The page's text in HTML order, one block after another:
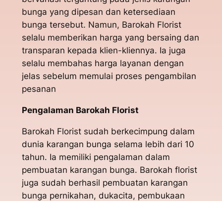
bunga yang dipesan dan ketersediaan
bunga tersebut. Namun, Barokah Florist
selalu memberikan harga yang bersaing dan
transparan kepada klien-kliennya. Ia juga
selalu membahas harga layanan dengan
jelas sebelum memulai proses pengambilan
pesanan
Pengalaman Barokah Florist
Barokah Florist sudah berkecimpung dalam
dunia karangan bunga selama lebih dari 10
tahun. Ia memiliki pengalaman dalam
pembuatan karangan bunga. Barokah florist
juga sudah berhasil pembuatan karangan
bunga pernikahan, dukacita, pembukaan